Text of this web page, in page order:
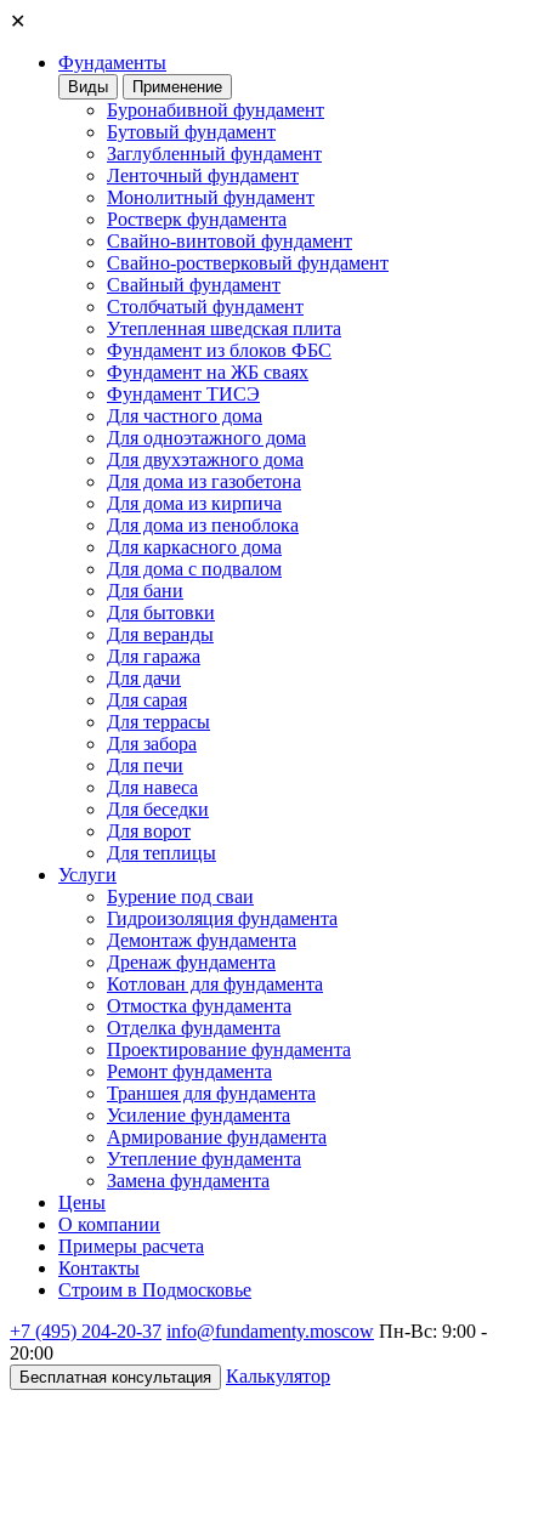
✕
Фундаменты
Виды Применение
Буронабивной фундамент
Бутовый фундамент
Заглубленный фундамент
Ленточный фундамент
Монолитный фундамент
Ростверк фундамента
Свайно-винтовой фундамент
Свайно-ростверковый фундамент
Свайный фундамент
Столбчатый фундамент
Утепленная шведская плита
Фундамент из блоков ФБС
Фундамент на ЖБ сваях
Фундамент ТИСЭ
Для частного дома
Для одноэтажного дома
Для двухэтажного дома
Для дома из газобетона
Для дома из кирпича
Для дома из пеноблока
Для каркасного дома
Для дома с подвалом
Для бани
Для бытовки
Для веранды
Для гаража
Для дачи
Для сарая
Для террасы
Для забора
Для печи
Для навеса
Для беседки
Для ворот
Для теплицы
Услуги
Бурение под сваи
Гидроизоляция фундамента
Демонтаж фундамента
Дренаж фундамента
Котлован для фундамента
Отмостка фундамента
Отделка фундамента
Проектирование фундамента
Ремонт фундамента
Траншея для фундамента
Усиление фундамента
Армирование фундамента
Утепление фундамента
Замена фундамента
Цены
О компании
Примеры расчета
Контакты
Строим в Подмосковье
+7 (495) 204-20-37 info@fundamenty.moscow Пн-Вс: 9:00 -
20:00
Бесплатная консультация Калькулятор